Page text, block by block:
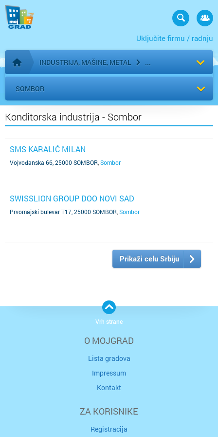
Uključite firmu / radnju
Početna stranica
INDUSTRIJA, MAŠINE, METAL
SOMBOR
Konditorska industrija - Sombor
SMS KARALIĆ MILAN
Vojvođanska 66, 25000 SOMBOR Sombor
SWISSLION GROUP DOO NOVI SAD
Prvomajski bulevar T17, 25000 SOMBOR Sombor
Prikaži celu Srbiju
O MOJGRAD
Lista gradova
Impressum
Kontakt
ZA KORISNIKE
Registracija
Vrh strane